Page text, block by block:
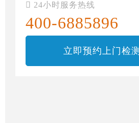
 24小时服务热线
400-6885896
立即预约上门检测